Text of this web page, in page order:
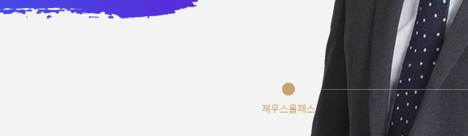
제우스올패스
[알림] 23년도 공무원, 이충권 전강좌 무료 수강 추가 접수 안내